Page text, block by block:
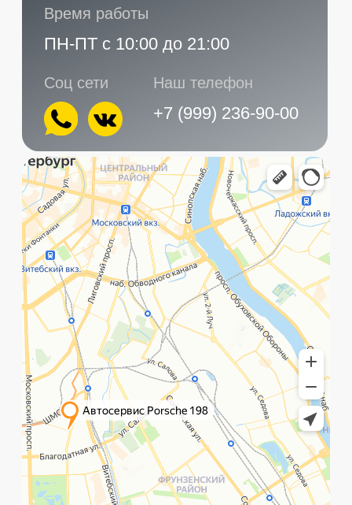
Главная Услуги Контакты
©️ Porsche 198. Все права защищены 2025
Разработка и маркетинг: Global Code
Санкт-Петербург,
Рощинская улица, 32Е
+7 (999) 236-90-00
ПН-ПТ
с 10:00 до 21:00